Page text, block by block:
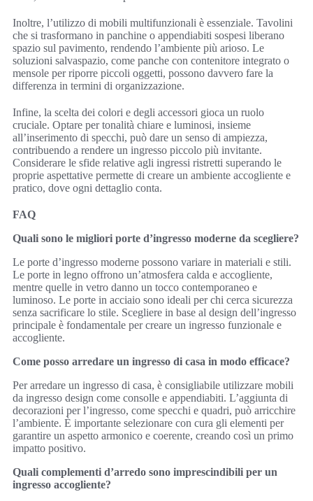
Inoltre, l’utilizzo di mobili multifunzionali è essenziale. Tavolini
che si trasformano in panchine o appendiabiti sospesi liberano
spazio sul pavimento, rendendo l’ambiente più arioso. Le
soluzioni salvaspazio, come panche con contenitore integrato o
mensole per riporre piccoli oggetti, possono davvero fare la
differenza in termini di organizzazione.
Infine, la scelta dei colori e degli accessori gioca un ruolo
cruciale. Optare per tonalità chiare e luminosi, insieme
all’inserimento di specchi, può dare un senso di ampiezza,
contribuendo a rendere un ingresso piccolo più invitante.
Considerare le sfide relative agli ingressi ristretti superando le
proprie aspettative permette di creare un ambiente accogliente e
pratico, dove ogni dettaglio conta.
FAQ
Quali sono le migliori porte d’ingresso moderne da scegliere?
Le porte d’ingresso moderne possono variare in materiali e stili.
Le porte in legno offrono un’atmosfera calda e accogliente,
mentre quelle in vetro danno un tocco contemporaneo e
luminoso. Le porte in acciaio sono ideali per chi cerca sicurezza
senza sacrificare lo stile. Scegliere in base al design dell’ingresso
principale è fondamentale per creare un ingresso funzionale e
accogliente.
Come posso arredare un ingresso di casa in modo efficace?
Per arredare un ingresso di casa, è consigliabile utilizzare mobili
da ingresso design come consolle e appendiabiti. L’aggiunta di
decorazioni per l’ingresso, come specchi e quadri, può arricchire
l’ambiente. È importante selezionare con cura gli elementi per
garantire un aspetto armonico e coerente, creando così un primo
impatto positivo.
Quali complementi d’arredo sono imprescindibili per un
ingresso accogliente?